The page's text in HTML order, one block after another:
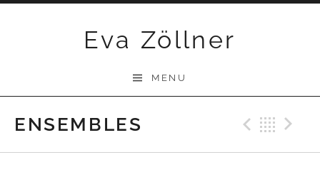
Eva Zöllner
MENU
ENSEMBLES